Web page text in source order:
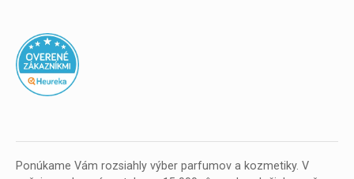
Ponúkame Vám rozsiahly výber parfumov a kozmetiky. V